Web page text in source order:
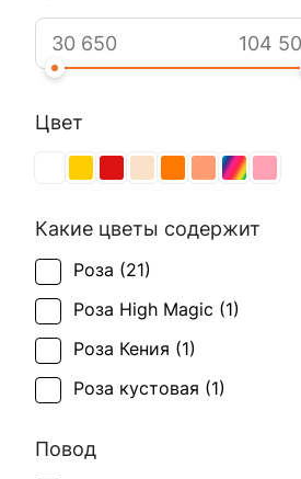
Цвет
Какие цветы содержит
Роза (21)
Роза High Magic (1)
Роза Кения (1)
Роза кустовая (1)
Повод